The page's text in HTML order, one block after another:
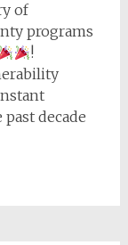
of
programs
!
decade